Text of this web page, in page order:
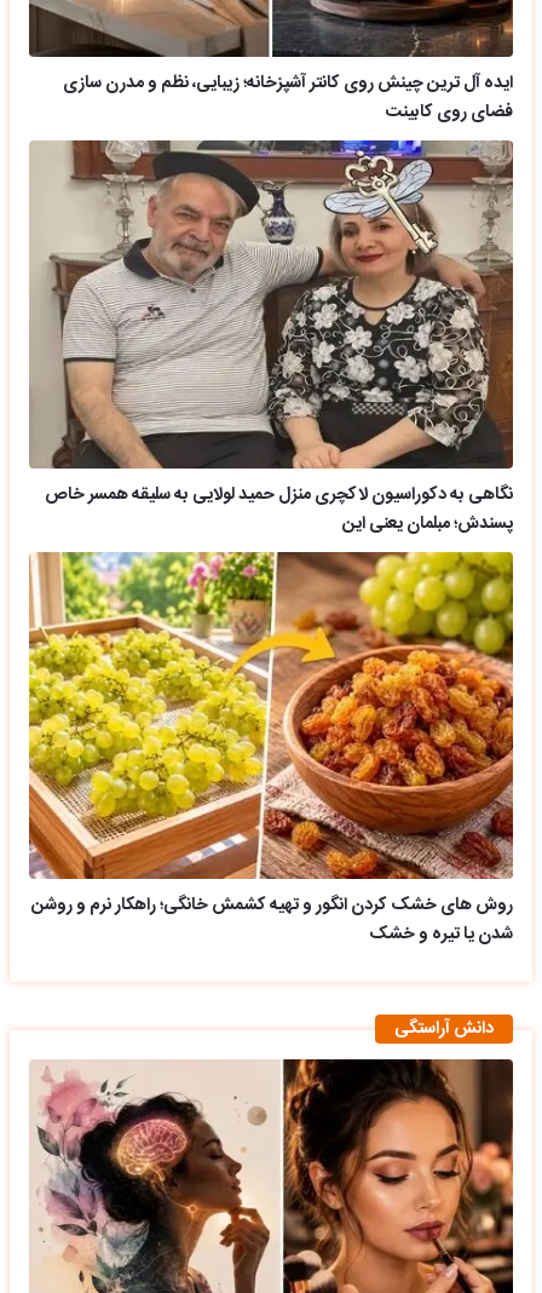
ایده آل ترین چینش روی کانتر آشپزخانه؛ زیبایی، نظم و مدرن سازی
فضای روی کابینت
نگاهی به دکوراسیون لاکچری منزل حمید لولایی به سلیقه همسر خاص
پسندش؛ مبلمان یعنی این
روش های خشک کردن انگور و تهیه کشمش خانگی؛ راهکار نرم و روشن
شدن یا تیره و خشک
دانش آراستگی